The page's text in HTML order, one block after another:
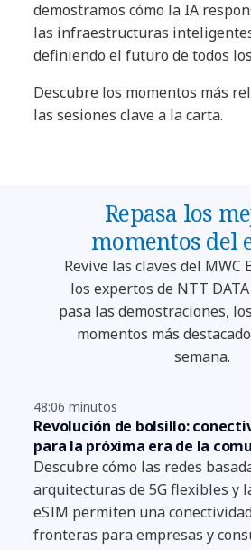
demostramos cómo la IA
las infraestructuras
definiendo el futuro de todos
Descubre los momentos más
las sesiones clave a la carta.
Repasa los
momentos del
Revive las claves del MWC
los expertos de NTT
pasa las demostraciones,
momentos más
semana.
48:06 minutos
Revolución de bolsillo:
para la próxima era de la
Descubre cómo las redes
arquitecturas de 5G flexibles y
eSIM permiten una
fronteras para empresas y